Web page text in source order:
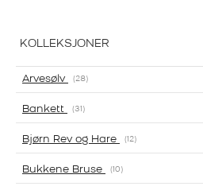
KOLLEKSJONER
Arvesølv 28
Bankett 31
Bjørn Rev og Hare 12
Bukkene Bruse 10